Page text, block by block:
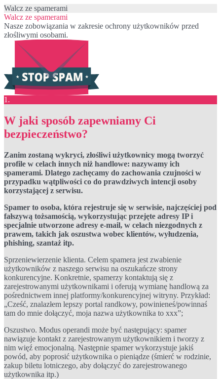
Walcz ze spamerami
Walcz ze spamerami
Nasze zobowiązania w zakresie ochrony użytkowników przed
złośliwymi osobami.
1.
W jaki sposób zapewniamy Ci
bezpieczeństwo?
Zanim zostaną wykryci, złośliwi użytkownicy mogą tworzyć
profile w celach innych niż handlowe: nazywamy ich
spamerami. Dlatego zachęcamy do zachowania czujności w
przypadku wątpliwości co do prawdziwych intencji osoby
korzystającej z serwisu.
Spamer to osoba, która rejestruje się w serwisie, najczęściej pod
fałszywą tożsamością, wykorzystując przejęte adresy IP i
specjalnie utworzone adresy e-mail, w celach niezgodnych z
prawem, takich jak oszustwa wobec klientów, wyłudzenia,
phishing, szantaż itp.
Sprzeniewierzenie klienta. Celem spamera jest zwabienie
użytkowników z naszego serwisu na oszukańcze strony
konkurencyjne. Konkretnie, spamerzy kontaktują się z
zarejestrowanymi użytkownikami i oferują wymianę handlową za
pośrednictwem innej platformy/konkurencyjnej witryny. Przykład:
„Cześć, znalazłem lepszy portal randkowy, powinieneś/powinnaś
tam do mnie dołączyć, moja nazwa użytkownika to xxx”;
Oszustwo. Modus operandi może być następujący: spamer
nawiązuje kontakt z zarejestrowanym użytkownikiem i tworzy z
nim więź emocjonalną. Następnie spamer wykorzystuje jakiś
powód, aby poprosić użytkownika o pieniądze (śmierć w rodzinie,
zakup biletu lotniczego, aby dołączyć do zarejestrowanego
użytkownika itp.)